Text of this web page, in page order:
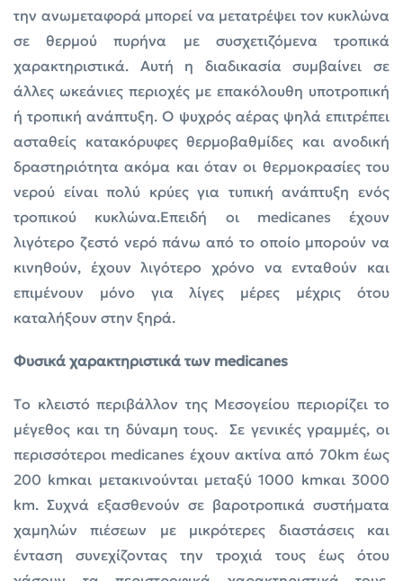
την ανωμεταφορά μπορεί να μετατρέψει τον κυκλώνα
σε θερμού πυρήνα με συσχετιζόμενα τροπικά
χαρακτηριστικά. Αυτή η διαδικασία συμβαίνει σε
άλλες ωκεάνιες περιοχές με επακόλουθη υποτροπική
ή τροπική ανάπτυξη. Ο ψυχρός αέρας ψηλά επιτρέπει
ασταθείς κατακόρυφες θερμοβαθμίδες και ανοδική
δραστηριότητα ακόμα και όταν οι θερμοκρασίες του
νερού είναι πολύ κρύες για τυπική ανάπτυξη ενός
τροπικού κυκλώνα.Επειδή οι medicanes έχουν
λιγότερο ζεστό νερό πάνω από το οποίο μπορούν να
κινηθούν, έχουν λιγότερο χρόνο να ενταθούν και
επιμένουν μόνο για λίγες μέρες μέχρις ότου
καταλήξουν στην ξηρά.
Φυσικά χαρακτηριστικά των medicanes
Tο κλειστό περιβάλλον της Μεσογείου περιορίζει το
μέγεθος και τη δύναμη τους. Σε γενικές γραμμές, οι
περισσότεροι medicanes έχουν ακτίνα από 70km έως
200 kmκαι μετακινούνται μεταξύ 1000 kmκαι 3000
km. Συχνά εξασθενούν σε βαροτροπικά συστήματα
χαμηλών πιέσεων με μικρότερες διαστάσεις και
ένταση συνεχίζοντας την τροχιά τους έως ότου